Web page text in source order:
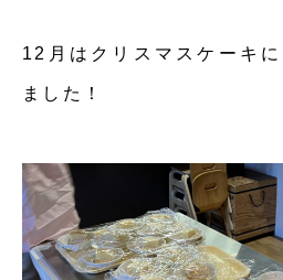
12月はクリスマスケーキ
ました！